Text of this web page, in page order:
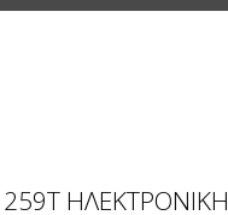
259T ΗΛΕΚΤΡΟΝΙΚΗ